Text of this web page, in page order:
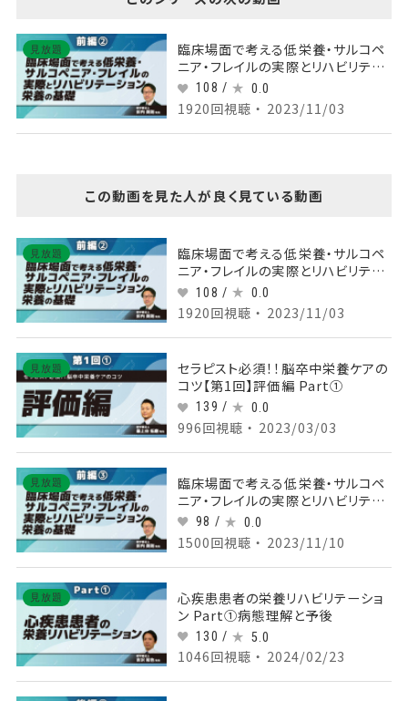
見放題
臨床場面で考える低栄養・サルコペ
ニア・フレイルの実際とリハビリテー
ション栄養の基礎 【前編】 Part②臨
床における低栄養
108 / 0.0
1920回視聴 ・ 2023/11/03
この動画を見た人が良く見ている動画
見放題
臨床場面で考える低栄養・サルコペ
ニア・フレイルの実際とリハビリテー
ション栄養の基礎 【前編】 Part②臨
床における低栄養
108 / 0.0
1920回視聴 ・ 2023/11/03
見放題
セラピスト必須！！脳卒中栄養ケアの
コツ【第1回】評価編 Part①
139 / 0.0
996回視聴 ・ 2023/03/03
見放題
臨床場面で考える低栄養・サルコペ
ニア・フレイルの実際とリハビリテー
ション栄養の基礎 【前編】 Part③サ
ルコペニア
98 / 0.0
1500回視聴 ・ 2023/11/10
見放題
心疾患患者の栄養リハビリテーショ
ン Part①病態理解と予後
130 / 5.0
1046回視聴 ・ 2024/02/23